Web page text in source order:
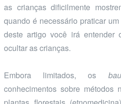
as crianças dificilmente
quando é necessário praticar
deste artigo você irá entender
ocultar as crianças.
Embora limitados, os
conhecimentos sobre métodos